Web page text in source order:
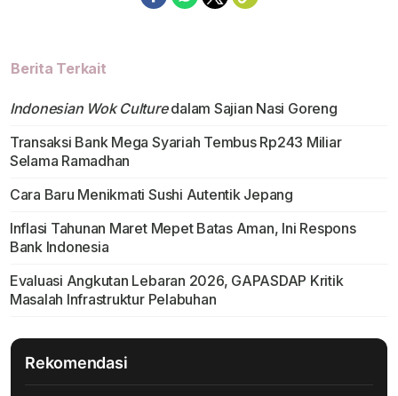
Berita Terkait
Indonesian Wok Culturedalam Sajian Nasi Goreng
Transaksi Bank Mega Syariah Tembus Rp243 Miliar
Selama Ramadhan
Cara Baru Menikmati Sushi Autentik Jepang
Inflasi Tahunan Maret Mepet Batas Aman, Ini Respons
Bank Indonesia
Evaluasi Angkutan Lebaran 2026, GAPASDAP Kritik
Masalah Infrastruktur Pelabuhan
Rekomendasi